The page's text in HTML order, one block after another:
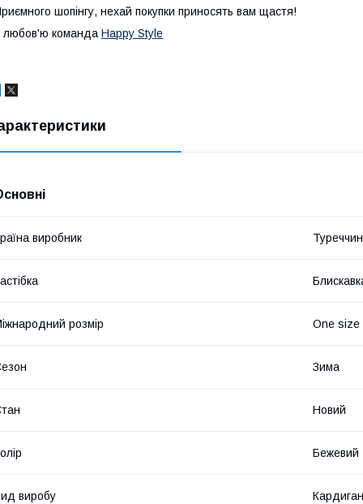
шопінгу, нехай покупки приносять вам щастя!
любов'ю команда Happy Style
виробник
розмір One size
Зима
Новий
Бежевий
виробу Кардиган